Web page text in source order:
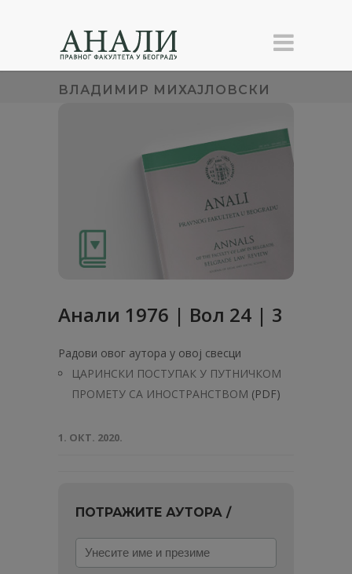
ВЛАДИМИР МИХАЈЛОВСКИ
Анaли 1976 | Вол 24 | 3
Радови овог аутора у овој свесци
ЦАРИНСКИ ПОСТУПАК У ПУТНИЧКОМ
ПРОМЕТУ СА ИНОСТРАНСТВОМ (PDF)
1. ОКТ. 2020.
ПОТРАЖИТЕ АУТОРА /
Унесите
име